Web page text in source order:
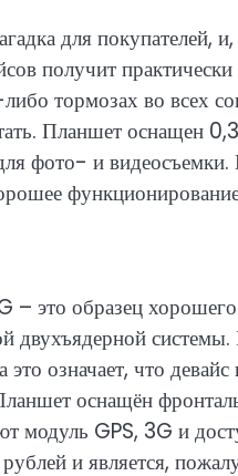
для покупателей, и,
получит
тормозах во
Планшет оснащен
фото- и
образец хорошего
двухъядерной
означает, что
оснащён
модуль GPS, 3G и
и является,